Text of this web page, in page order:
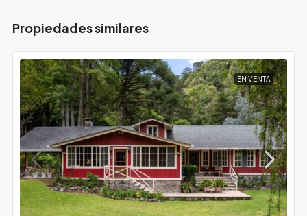
Propiedades similares
EN VENTA